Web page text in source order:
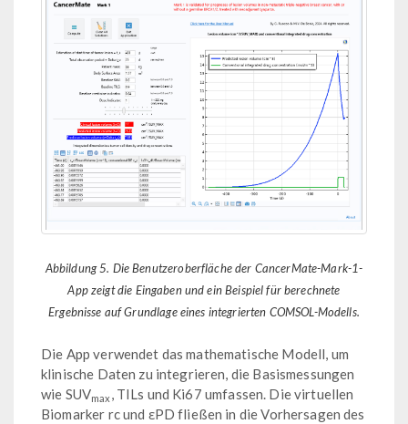
Abbildung 5. Die Benutzeroberfläche der CancerMate-Mark-1-
App zeigt die Eingaben und ein Beispiel für berechnete
Ergebnisse auf Grundlage eines integrierten COMSOL-Modells.
Die App verwendet das mathematische Modell, um
klinische Daten zu integrieren, die Basismessungen
wie SUVmax , TILs und Ki67 umfassen. Die virtuellen
Biomarker rc und εPD fließen in die Vorhersagen des